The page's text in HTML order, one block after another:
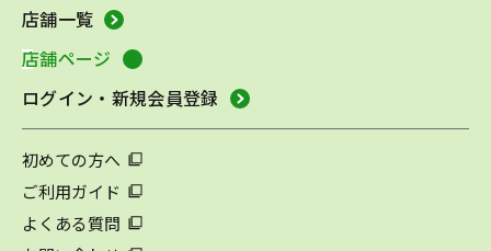
店舗一覧
店舗ページ
ログイン・新規会員登録
初めての方へ
ご利用ガイド
よくある質問